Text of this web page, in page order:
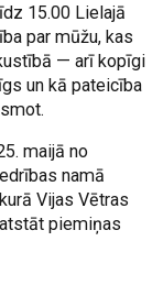
15.00 Lielajā
par mūžu, kas
— arī kopīgi
un kā pateicība
maijā no
namā
Vijas Vētras
piemiņas